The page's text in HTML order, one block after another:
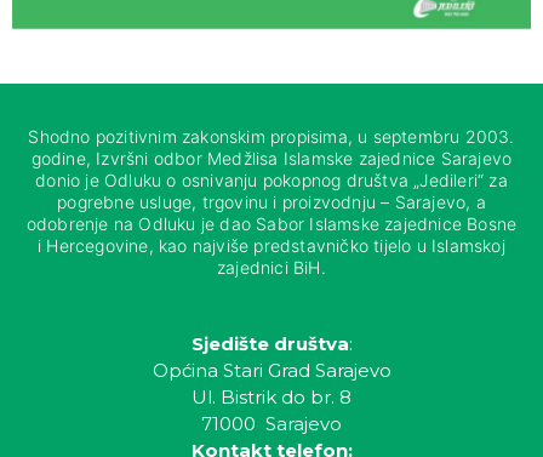
Shodno pozitivnim zakonskim propisima, u septembru 2003.
godine, Izvršni odbor Medžlisa Islamske zajednice Sarajevo
donio je Odluku o osnivanju pokopnog društva „Jedileri“ za
pogrebne usluge, trgovinu i proizvodnju – Sarajevo, a
odobrenje na Odluku je dao Sabor Islamske zajednice Bosne
i Hercegovine, kao najviše predstavničko tijelo u Islamskoj
zajednici BiH.
Sjedište društva:
Općina Stari Grad Sarajevo
Ul. Bistrik do br. 8
71000 Sarajevo
Kontakt telefon: